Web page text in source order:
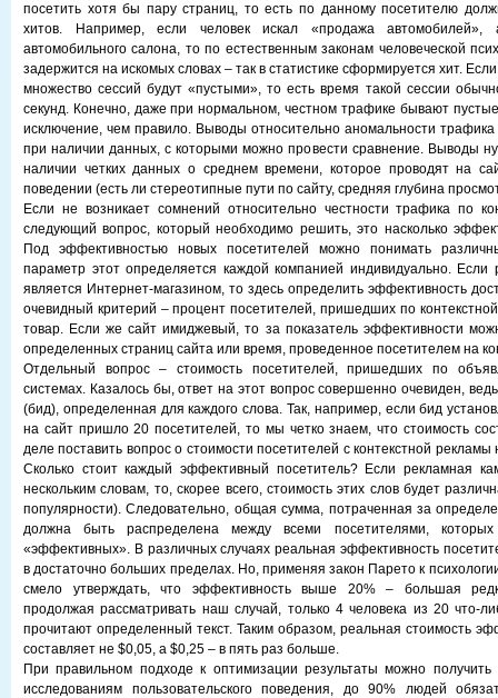
посетить хотя бы пару страниц, то есть по данному посетителю
хитов. Например, если человек искал «продажа
автомобильного салона, то по естественным законам человеческой
задержится на искомых словах – так в статистике сформируется хит.
множество сессий будут «пустыми», то есть время такой сессии
секунд. Конечно, даже при нормальном, честном трафике бывают
исключение, чем правило. Выводы относительно аномальности трафика
при наличии данных, с которыми можно провести сравнение. Выводы
наличии четких данных о среднем времени, которое проводят на
поведении (есть ли стереотипные пути по сайту, средняя глубина
Если не возникает сомнений относительно честности трафика по
следующий вопрос, который необходимо решить, это насколько
Под эффективностью новых посетителей можно понимать
параметр этот определяется каждой компанией индивидуально. Если
является Интернет-магазином, то здесь определить эффективность
очевидный критерий – процент посетителей, пришедших по
товар. Если же сайт имиджевый, то за показатель эффективности
определенных страниц сайта или время, проведенное посетителем на
Отдельный вопрос – стоимость посетителей, пришедших по
системах. Казалось бы, ответ на этот вопрос совершенно очевиден,
(бид), определенная для каждого слова. Так, например, если бид
на сайт пришло 20 посетителей, то мы четко знаем, что стоимость
деле поставить вопрос о стоимости посетителей с контекстной рекламы
Сколько стоит каждый эффективный посетитель? Если рекламная
нескольким словам, то, скорее всего, стоимость этих слов будет
популярности). Следовательно, общая сумма, потраченная за
должна быть распределена между всеми посетителями,
«эффективных». В различных случаях реальная эффективность
в достаточно больших пределах. Но, применяя закон Парето к
смело утверждать, что эффективность выше 20% – большая
продолжая рассматривать наш случай, только 4 человека из 20 что-
прочитают определенный текст. Таким образом, реальная стоимость
составляет не $0,05, а $0,25 – в пять раз больше.
При правильном подходе к оптимизации результаты можно
исследованиям пользовательского поведения, до 90% людей